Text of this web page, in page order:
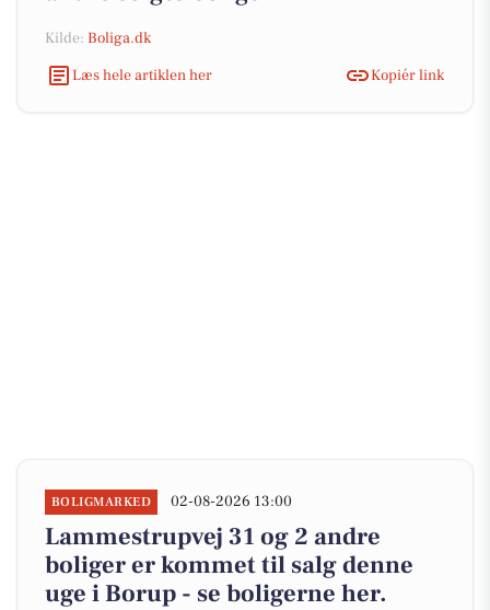
Kilde: Boliga.dk
Læs hele artiklen her
Kopiér link
BOLIGMARKED 02-08-2026 13:00
Lammestrupvej 31 og 2 andre
boliger er kommet til salg denne
uge i Borup - se boligerne her.